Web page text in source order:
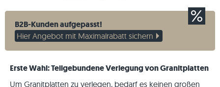
B2B-Kunden aufgepasst!
Hier Angebot mit Maximalrabatt sichern
Erste Wahl: Teilgebundene Verlegung von Granitplatten
Um Granitplatten zu verlegen, bedarf es keinen großen